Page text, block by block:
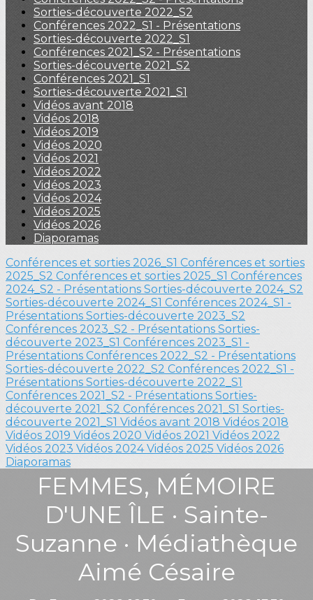
Sorties-découverte 2022_S2
Conférences 2022_S1 - Présentations
Sorties-découverte 2022_S1
Conférences 2021_S2 - Présentations
Sorties-découverte 2021_S2
Conférences 2021_S1
Sorties-découverte 2021_S1
Vidéos avant 2018
Vidéos 2018
Vidéos 2019
Vidéos 2020
Vidéos 2021
Vidéos 2022
Vidéos 2023
Vidéos 2024
Vidéos 2025
Vidéos 2026
Diaporamas
Conférences et sorties 2026_S1 Conférences et sorties
2025_S2 Conférences et sorties 2025_S1 Conférences
2024_S2 - Présentations Sorties-découverte 2024_S2
Sorties-découverte 2024_S1 Conférences 2024_S1 -
Présentations Sorties-découverte 2023_S2
Conférences 2023_S2 - Présentations Sorties-
découverte 2023_S1 Conférences 2023_S1 -
Présentations Conférences 2022_S2 - Présentations
Sorties-découverte 2022_S2 Conférences 2022_S1 -
Présentations Sorties-découverte 2022_S1
Conférences 2021_S2 - Présentations Sorties-
découverte 2021_S2 Conférences 2021_S1 Sorties-
découverte 2021_S1 Vidéos avant 2018 Vidéos 2018
Vidéos 2019 Vidéos 2020 Vidéos 2021 Vidéos 2022
Vidéos 2023 Vidéos 2024Vidéos 2025 Vidéos 2026
Diaporamas
FEMMES, MÉMOIRE
D'UNE ÎLE · Sainte-
Suzanne · Médiathèque
Aimé Césaire